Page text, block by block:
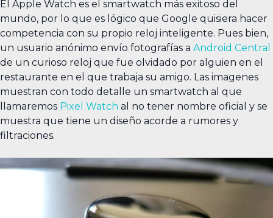
El Apple Watch es el smartwatch más exitoso del
mundo, por lo que es lógico que Google quisiera hacer
competencia con su propio reloj inteligente. Pues bien,
un usuario anónimo envío fotografías a Android Central
de un curioso reloj que fue olvidado por alguien en el
restaurante en el que trabaja su amigo. Las imagenes
muestran con todo detalle un smartwatch al que
llamaremos Pixel Watch al no tener nombre oficial y se
muestra que tiene un diseño acorde a rumores y
filtraciones.